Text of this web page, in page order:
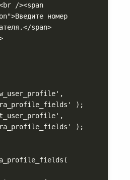
номер
span>
);
);